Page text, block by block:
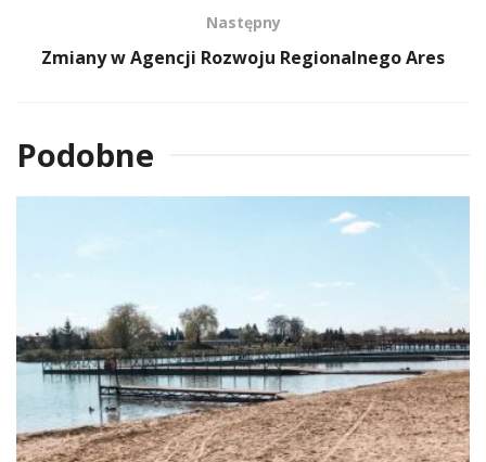
Następny
Zmiany w Agencji Rozwoju Regionalnego Ares
Podobne